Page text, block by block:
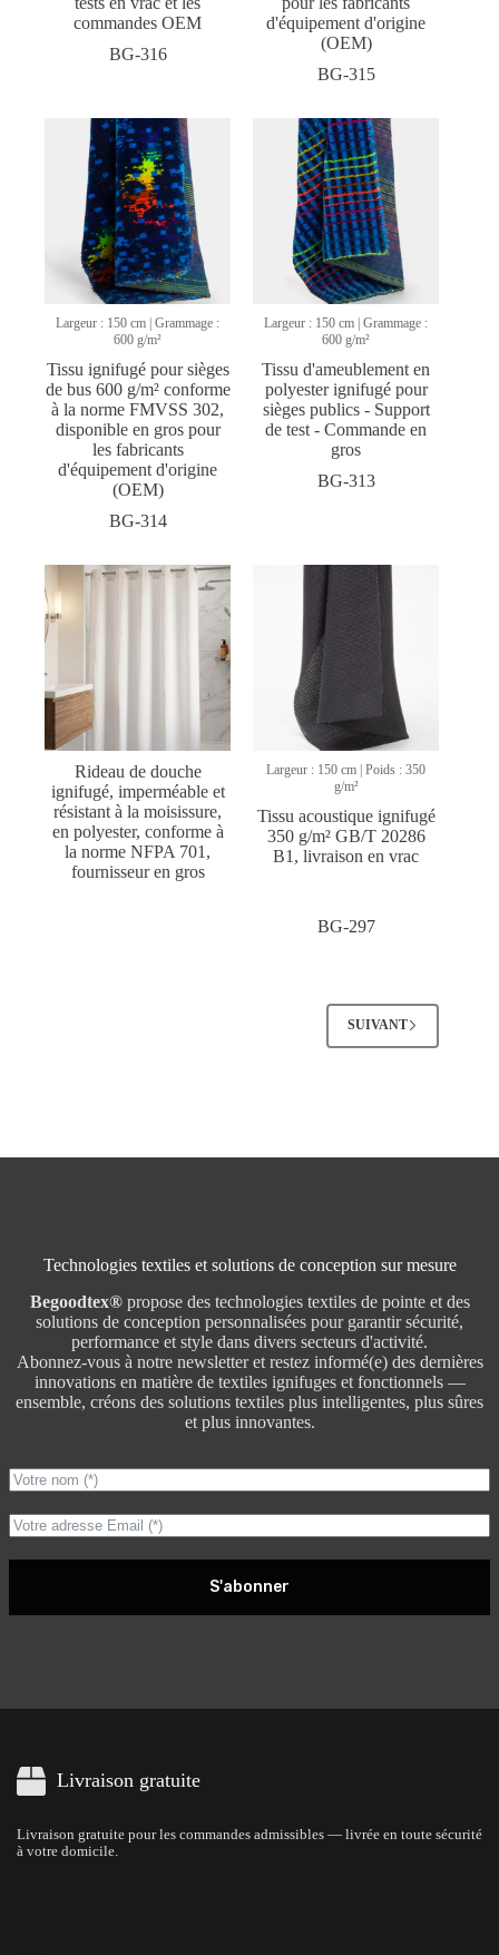
commandes OEM
BG-316
d'équipement d'origine
(OEM)
BG-315
Largeur : 150 cm | Grammage :
600 g/m²
Tissu ignifugé pour sièges
de bus 600 g/m² conforme
à la norme FMVSS 302,
disponible en gros pour
les fabricants
d'équipement d'origine
(OEM)
BG-314
Largeur : 150 cm | Grammage :
600 g/m²
Tissu d'ameublement en
polyester ignifugé pour
sièges publics - Support
de test - Commande en
gros
BG-313
Rideau de douche
ignifugé, imperméable et
résistant à la moisissure,
en polyester, conforme à
la norme NFPA 701,
fournisseur en gros
Largeur : 150 cm | Poids : 350
g/m²
Tissu acoustique ignifugé
350 g/m² GB/T 20286
B1, livraison en vrac
BG-297
SUIVANT
Technologies textiles et solutions de conception sur mesure
Begoodtex®propose des technologies textiles de pointe et des
solutions de conception personnalisées pour garantir sécurité,
performance et style dans divers secteurs d'activité.
Abonnez-vous à notre newsletter et restez informé(e) des dernières
innovations en matière de textiles ignifuges et fonctionnels —
ensemble, créons des solutions textiles plus intelligentes, plus sûres
et plus innovantes.
S'abonner
Livraison gratuite
Livraison gratuite pour les commandes admissibles — livrée en toute sécurité
à votre domicile.